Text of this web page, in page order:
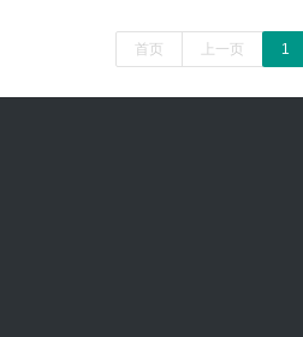
首页 上一页 1